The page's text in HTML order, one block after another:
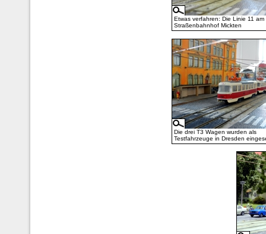
Etwas verfahren: Die Linie 11 am
Straßenbahnhof Mickten
Die drei T3 Wagen wurden als
Testfahrzeuge in Dresden